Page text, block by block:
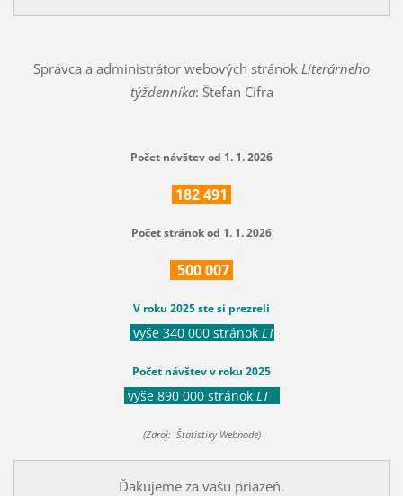
Správca a administrátor webových stránok Literárneho
týždenníka: Štefan Cifra
Počet návštev od 1. 1. 2026
182491
Počet stránok od 1. 1. 2026
500007
V roku 2025 ste si prezreli
vyše 340 000 stránok LT
Počet návštev v roku 2025
vyše 890 000 stránok LT
(Zdroj: Štatistiky Webnode)
Ďakujeme za vašu priazeň.